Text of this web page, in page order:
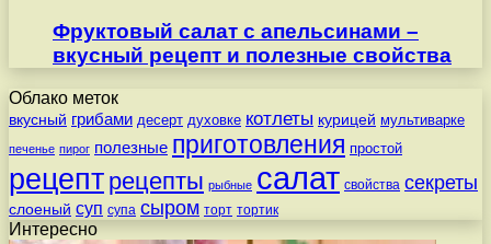
Фруктовый салат с апельсинами –
вкусный рецепт и полезные свойства
Облако меток
вкусный грибами десерт духовке котлеты курицей мультиварке
печенье пирог полезные приготовления простой
рецепт рецепты рыбные салат свойства секреты
слоеный суп супа сыром торт тортик
Интересно